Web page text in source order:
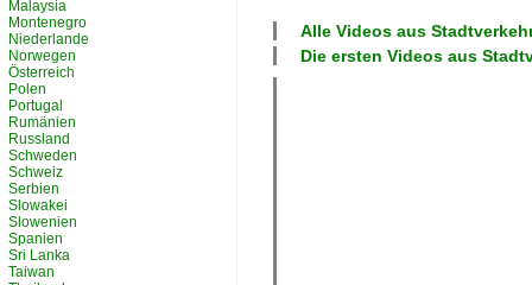
Alle Videos aus
Die ersten Videos aus
Malaysia
Montenegro
Niederlande
Norwegen
Österreich
Polen
Portugal
Rumänien
Russland
Schweden
Schweiz
Serbien
Slowakei
Slowenien
Spanien
Sri Lanka
Taiwan